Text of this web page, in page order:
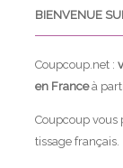
BIENVENUE
Coupcoup.net :
en Franceà
Coupcoup vous
tissage français.